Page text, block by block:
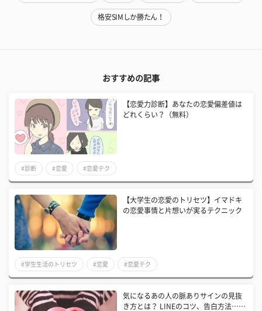
格安SIMしか勝たん！
おすすめの記事
【恋愛力診断】あなたの恋愛偏差値は
どれくらい？（無料）
#診断 #恋愛 #恋愛テク
【大学生の恋愛のトリセツ】イマドキ
の恋愛事情と片想いが実るテクニック
#学生生活のトリセツ #恋愛 #恋愛テク
気になるあの人の脈ありサインの見抜
き方とは？ LINEのコツ、告白方法……